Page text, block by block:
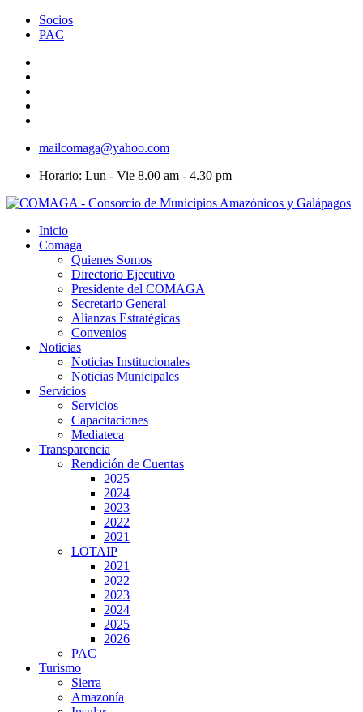
Socios
PAC
mailcomaga@yahoo.com
Horario: Lun - Vie 8.00 am - 4.30 pm
Inicio
Comaga
Quienes Somos
Directorio Ejecutivo
Presidente del COMAGA
Secretario General
Alianzas Estratégicas
Convenios
Noticias
Noticias Institucionales
Noticias Municipales
Servicios
Servicios
Capacitaciones
Mediateca
Transparencia
Rendición de Cuentas
2025
2024
2023
2022
2021
LOTAIP
2021
2022
2023
2024
2025
2026
PAC
Turismo
Sierra
Amazonía